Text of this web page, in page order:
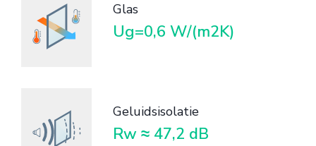
Glas
Ug=0,6 W/(m2K)
Geluidsisolatie
Rw ≈ 47,2 dB